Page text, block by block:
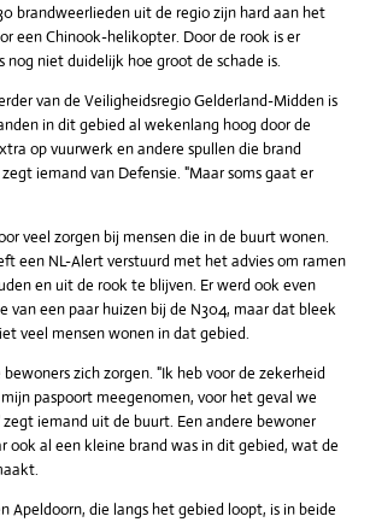
brandweerlieden uit de regio zijn hard aan het
een Chinook-helikopter. Door de rook is er
nog niet duidelijk hoe groot de schade is.
van de Veiligheidsregio Gelderland-Midden is
in dit gebied al wekenlang hoog door de
op vuurwerk en andere spullen die brand
iemand van Defensie. "Maar soms gaat er
veel zorgen bij mensen die in de buurt wonen.
een NL-Alert verstuurd met het advies om ramen
en uit de rook te blijven. Er werd ook even
van een paar huizen bij de N304, maar dat bleek
veel mensen wonen in dat gebied.
zich zorgen. "Ik heb voor de zekerheid
paspoort meegenomen, voor het geval we
iemand uit de buurt. Een andere bewoner
ook al een kleine brand was in dit gebied, wat de
Apeldoorn, die langs het gebied loopt, is in beide